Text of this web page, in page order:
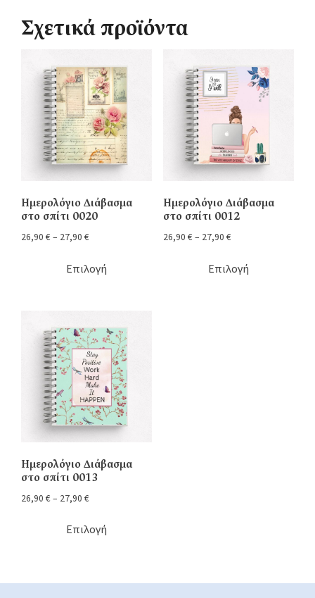
Σχετικά προϊόντα
Ημερολόγιο Διάβασμα
στο σπίτι 0020
26,90 € – 27,90 €
Επιλογή
Ημερολόγιο Διάβασμα
στο σπίτι 0012
26,90 € – 27,90 €
Επιλογή
Ημερολόγιο Διάβασμα
στο σπίτι 0013
26,90 € – 27,90 €
Επιλογή